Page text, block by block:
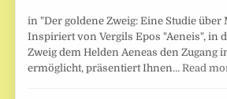
in "Der goldene Zweig: Eine Studie über
Inspiriert von Vergils Epos "Aeneis", in
Zweig dem Helden Aeneas den Zugang
ermöglicht, präsentiert Ihnen…Read